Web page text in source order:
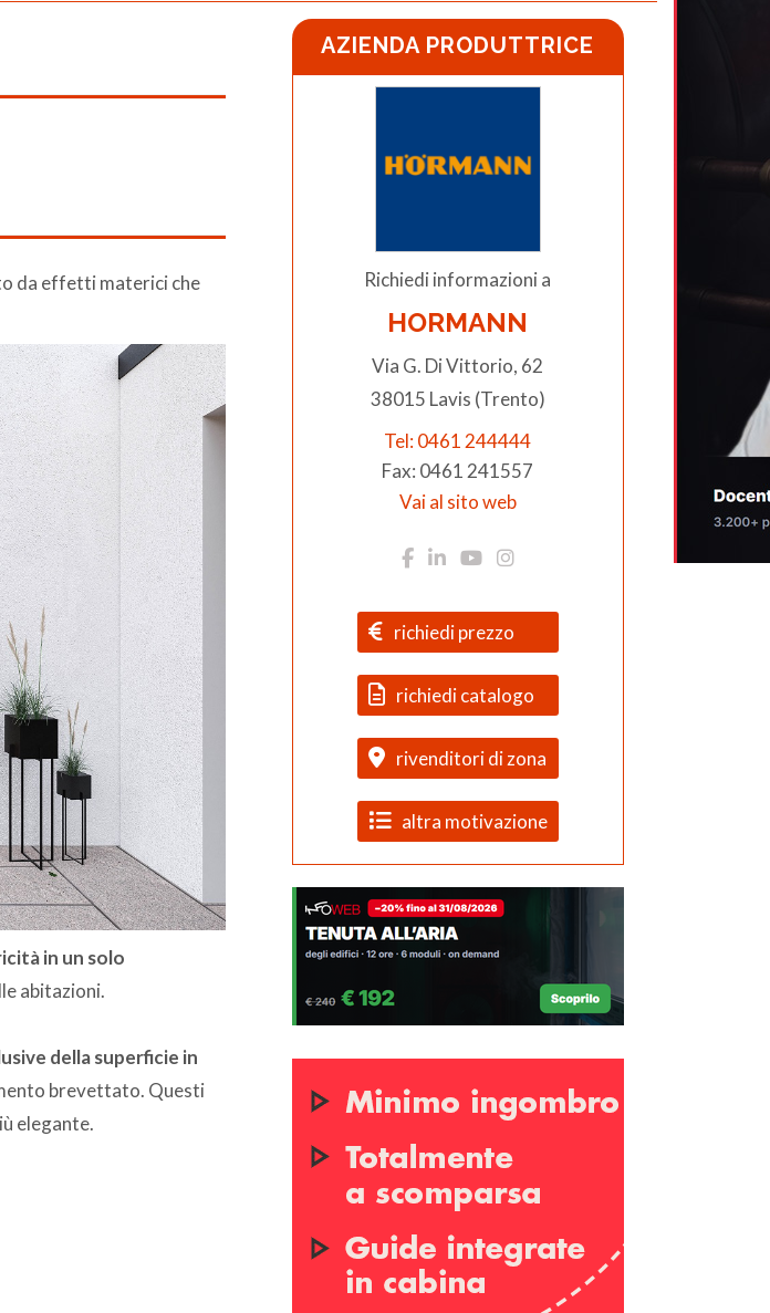
da effetti materici che
in un solo
abitazioni.
della superficie in
brevettato. Questi
elegante.
AZIENDA PRODUTTRICE
Richiedi informazioni a
HORMANN
Via G. Di Vittorio, 62
38015 Lavis (Trento)
Tel: 0461 244444
Fax: 0461 241557
Vai al sito web
richiedi prezzo
richiedi catalogo
rivenditori di zona
altra motivazione